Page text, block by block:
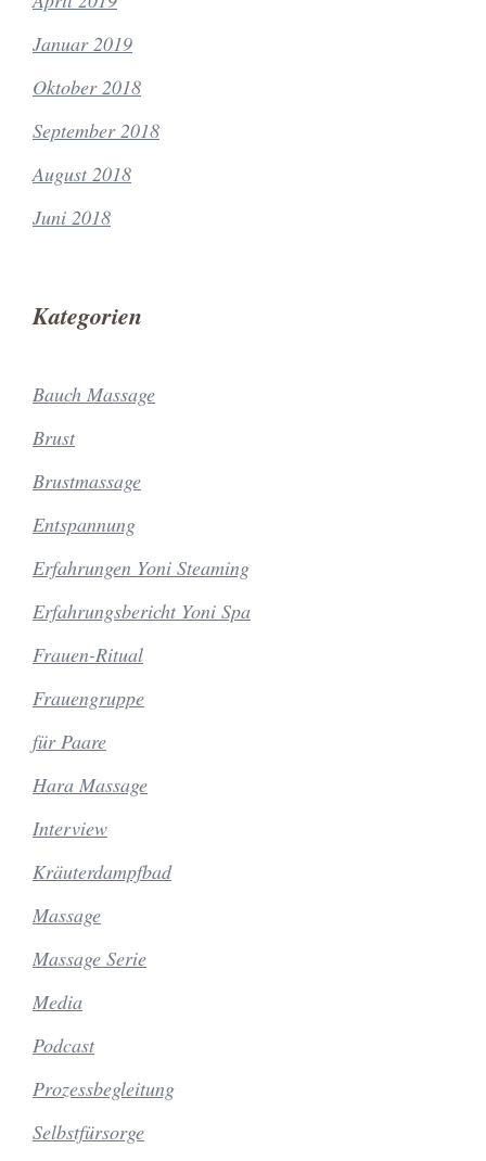
Januar 2019
Oktober 2018
September 2018
August 2018
Juni 2018
Kategorien
Bauch Massage
Brust
Brustmassage
Entspannung
Erfahrungen Yoni Steaming
Erfahrungsbericht Yoni Spa
Frauen-Ritual
Frauengruppe
für Paare
Hara Massage
Interview
Kräuterdampfbad
Massage
Massage Serie
Media
Podcast
Prozessbegleitung
Selbstfürsorge